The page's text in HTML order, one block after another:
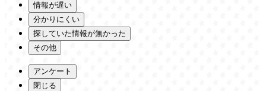
情報が遅い
分かりにくい
探していた情報が無かった
その他
アンケート
閉じる